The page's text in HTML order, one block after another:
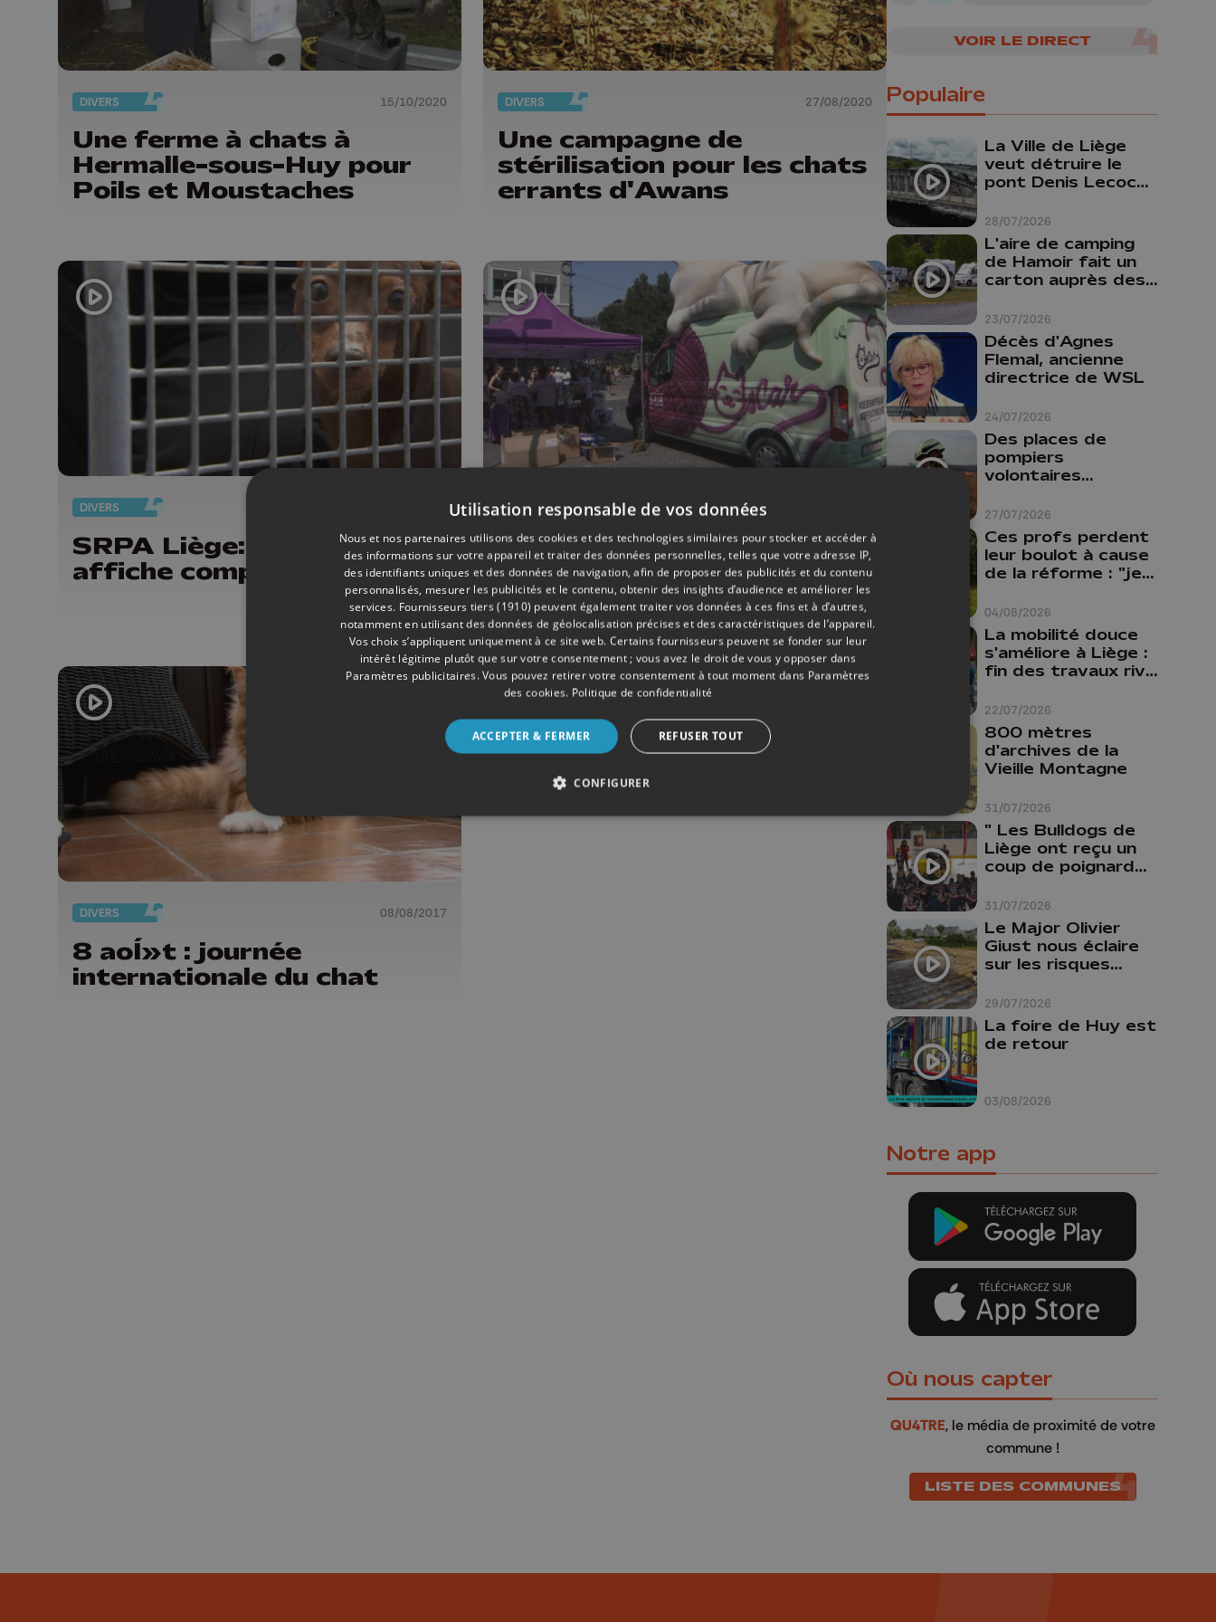
DIVERS 15/10/2020
Une ferme à chats à
Hermalle-sous-Huy pour
Poils et Moustaches
DIVERS 27/08/2020
Une campagne de
stérilisation pour les chats
errants d'Awans
DIVERS
SRPA Liège: la chatterie
affiche complet
DIVERS
GAIA : pour un
abaissement de la TVA sur
la stérilisation des chats
DIVERS 08/08/2017
8 aoÍ»t : journée
internationale du chat
VOIR LE DIRECT
Populaire
28/07/2026
La Ville de Liège
veut détruire le
pont Denis Lecocq
budget pour le
faire
23/07/2026
L'aire de camping
de Hamoir fait un
carton auprès des
24/07/2026
Décès d'Agnes
Flemal, ancienne
directrice de WSL
27/07/2026
Des places de
pompiers
volontaires
province de Liège :
"Un citoyen qui
n'est formé ne
peut pas nous
aider"
04/08/2026
Ces profs perdent
leur boulot à cause
de la réforme : "je
comme prof que
comme
pharmacienne"
22/07/2026
La mobilité douce
s'améliore à Liège :
fin des travaux rive
cyclo-piétonnes
Avroy et
Guillemins...
31/07/2026
800 mètres
d'archives de la
Vieille Montagne
31/07/2026
" Les Bulldogs de
Liège ont reçu un
coup de poignard
29/07/2026
Le Major Olivier
Giust nous éclaire
sur les risques
Belgique : "Un
incendie comme en
Gironde ne pourrait
pas avoir lieu chez
03/08/2026
La foire de Huy est
de retour
Notre app
Où nous capter
QU4TRE, le média de proximité de votre
commune !
LISTE DES COMMUNES
Utilisation responsable de vos données
Nous et nos partenaires utilisons des cookies et des technologies similaires pour stocker et accéder à
des informations sur votre appareil et traiter des données personnelles, telles que votre adresse IP,
des identifiants uniques et des données de navigation, afin de proposer des publicités et du contenu
personnalisés, mesurer les publicités et le contenu, obtenir des insights d’audience et améliorer les
services. Fournisseurs tiers (1910) peuvent également traiter vos données à ces fins et à d’autres,
notamment en utilisant des données de géolocalisation précises et des caractéristiques de l’appareil.
Vos choix s’appliquent uniquement à ce site web. Certains fournisseurs peuvent se fonder sur leur
intérêt légitime plutôt que sur votre consentement ; vous avez le droit de vous y opposer dans
Paramètres publicitaires. Vous pouvez retirer votre consentement à tout moment dans Paramètres
des cookies. Politique de confidentialité
ACCEPTER & FERMER REFUSER TOUT
CONFIGURER